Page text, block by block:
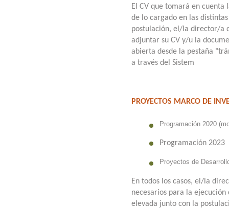
El CV que tomará en cuenta
de lo cargado en las distintas
postulación, el/la director/a
adjuntar su CV y/u la
abierta desde la pestaña
a través del Sistem
PROYECTOS MARCO DE
Programación 2020
Programación 2023
Proyectos de
En todos los casos, el/la
necesarios para la
elevada junto con la